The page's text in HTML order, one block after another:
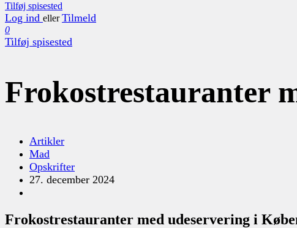
Tilføj spisested
Log ind eller Tilmeld
0
Tilføj spisested
Frokostrestauranter
Artikler
Mad
Opskrifter
27. december 2024
Frokostrestauranter med udeservering i